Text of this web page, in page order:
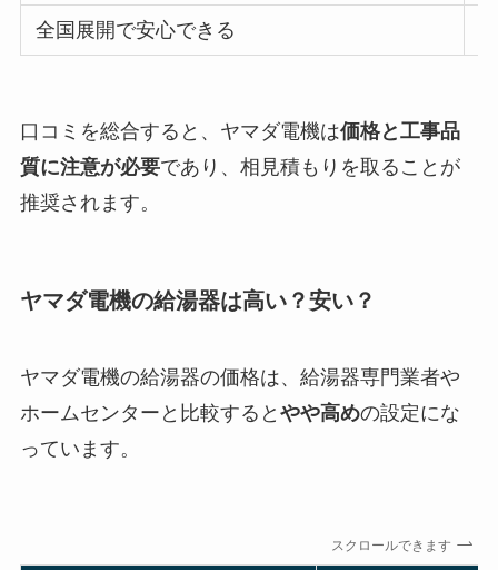
全国展開で安心できる
口コミを総合すると、ヤマダ電機は価格と工事品
質に注意が必要であり、相見積もりを取ることが
推奨されます。
ヤマダ電機の給湯器は高い？安い？
ヤマダ電機の給湯器の価格は、給湯器専門業者や
ホームセンターと比較すると やや高めの設定にな
っています。
スクロールできます